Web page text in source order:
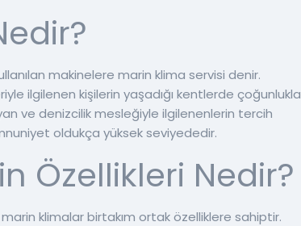
makinelere marin klima servisi denir.
ilgilenen kişilerin yaşadığı kentlerde çoğunlukla
ve denizcilik mesleğiyle ilgilenenlerin tercih
oldukça yüksek seviyededir.
Özellikleri Nedir?
marin klimalar birtakım ortak özelliklere sahiptir.